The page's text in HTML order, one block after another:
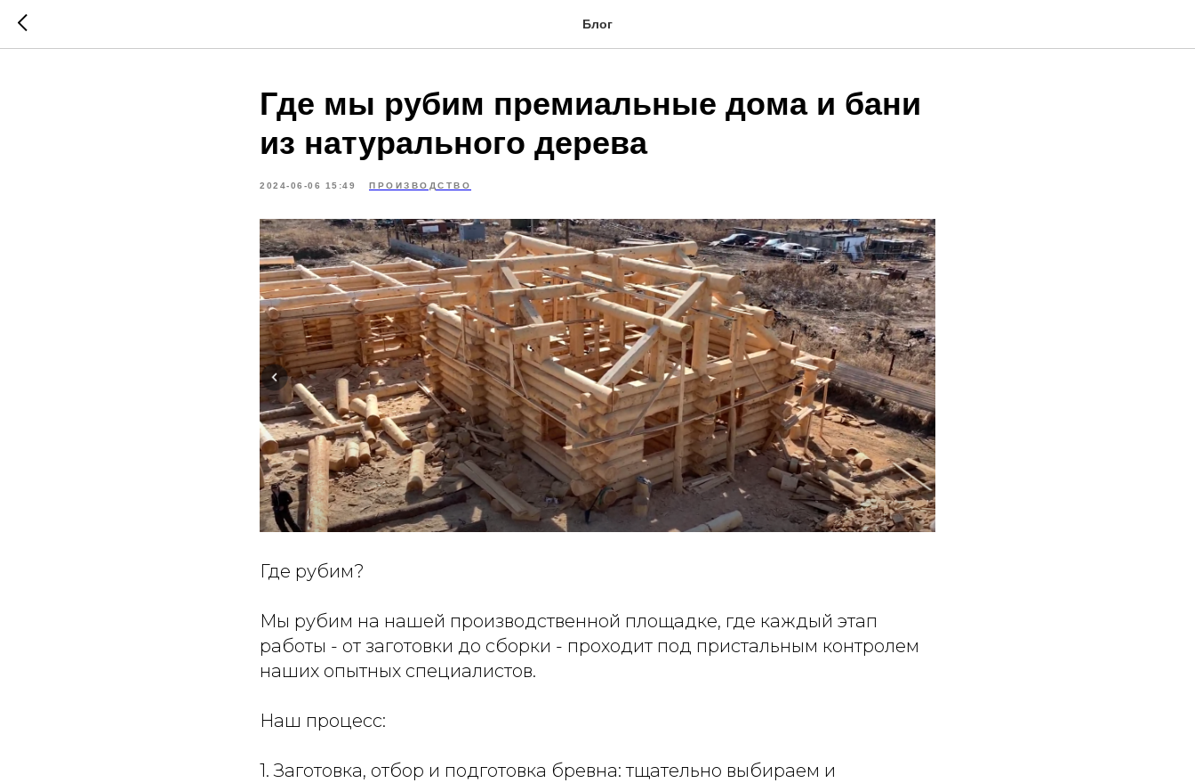
Блог
Где мы рубим премиальные дома и бани
из натурального дерева
2024-06-06 15:49 ПРОИЗВОДСТВО
Где рубим?
Мы рубим на нашей производственной площадке, где каждый этап
работы - от заготовки до сборки - проходит под пристальным контролем
наших опытных специалистов.
Наш процесс:
1. Заготовка, отбор и подготовка бревна: тщательно выбираем и